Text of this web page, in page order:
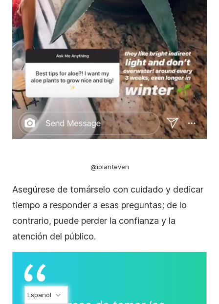
@iplanteven
Asegúrese de tomárselo con cuidado y dedicar
tiempo a responder a esas preguntas; de lo
contrario, puede perder la confianza y la
atención del público.
Español